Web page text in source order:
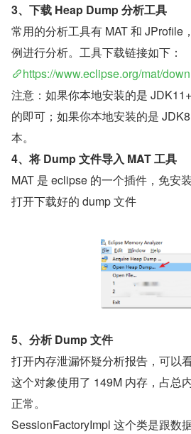
3、下载 Heap Dump 分析工具
常用的分析工具有 MAT 和 JProfile
例进行分析。工具下载链接如下：
https://www.eclipse.org/mat/
注意：如果你本地安装的是
的即可；如果你本地安装的是
本。
4、将 Dump 文件导入 MAT 工具
MAT 是 eclipse 的一个插件，免安
打开下载好的 dump 文件
5、分析 Dump 文件
打开内存泄漏怀疑分析报告，可以
这个对象使用了 149M 内存，占总
正常。
SessionFactoryImpl 这个类是跟数